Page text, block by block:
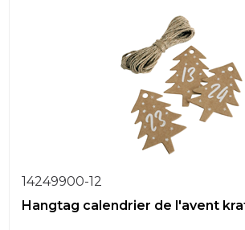
14249900-12
Hangtag calendrier de l'avent